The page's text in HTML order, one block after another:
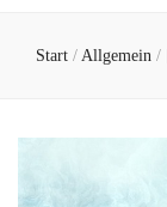
Start / Allgemein /